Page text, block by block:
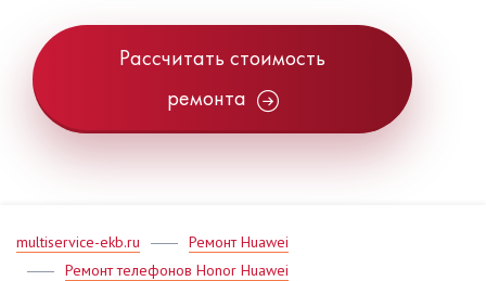
Рассчитать стоимость
ремонта
multiservice-ekb.ru
Ремонт Huawei
Ремонт телефонов Honor Huawei